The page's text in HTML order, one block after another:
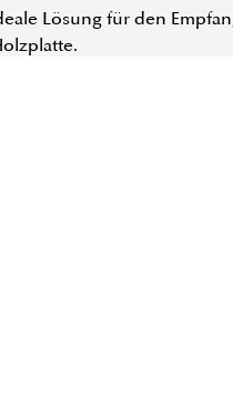
Lösung für den